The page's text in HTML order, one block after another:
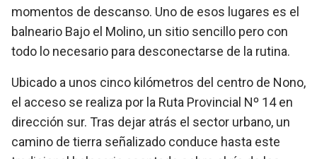
momentos de descanso. Uno de esos lugares es el
balneario Bajo el Molino, un sitio sencillo pero con
todo lo necesario para desconectarse de la rutina.
Ubicado a unos cinco kilómetros del centro de Nono,
el acceso se realiza por la Ruta Provincial Nº 14 en
dirección sur. Tras dejar atrás el sector urbano, un
camino de tierra señalizado conduce hasta este